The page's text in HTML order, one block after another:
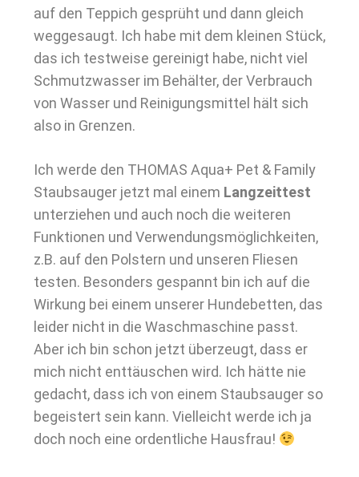
auf den Teppich gesprüht und dann gleich
weggesaugt. Ich habe mit dem kleinen Stück,
das ich testweise gereinigt habe, nicht viel
Schmutzwasser im Behälter, der Verbrauch
von Wasser und Reinigungsmittel hält sich
also in Grenzen.
Ich werde den THOMAS Aqua+ Pet & Family
Staubsauger jetzt mal einem Langzeittest
unterziehen und auch noch die weiteren
Funktionen und Verwendungsmöglichkeiten,
z.B. auf den Polstern und unseren Fliesen
testen. Besonders gespannt bin ich auf die
Wirkung bei einem unserer Hundebetten, das
leider nicht in die Waschmaschine passt.
Aber ich bin schon jetzt überzeugt, dass er
mich nicht enttäuschen wird. Ich hätte nie
gedacht, dass ich von einem Staubsauger so
begeistert sein kann. Vielleicht werde ich ja
doch noch eine ordentliche Hausfrau!